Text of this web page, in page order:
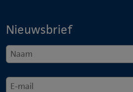
Nieuwsbrief